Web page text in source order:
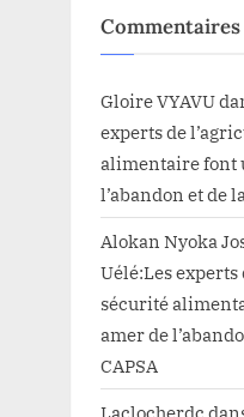
Gloire VYAVU
experts de
alimentaire font
l’abandon et de
Alokan Nyoka
Uélé:Les
sécurité
amer de
CAPSA